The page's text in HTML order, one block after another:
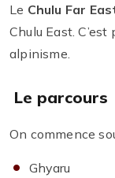
Le Chulu Far
Chulu East.
alpinisme.
Le parcours
On commence
Ghyaru